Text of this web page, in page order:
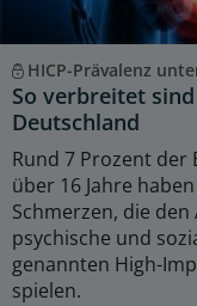
HICP-Prävalenz
So verbreitet
Deutschland
Rund 7 Prozent
über 16 Jahre
Schmerzen, die
psychische und
genannten High-
spielen.